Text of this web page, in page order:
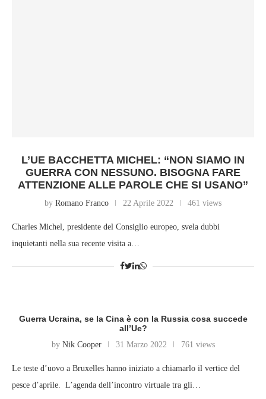
L’UE BACCHETTA MICHEL: “NON SIAMO IN
GUERRA CON NESSUNO. BISOGNA FARE
ATTENZIONE ALLE PAROLE CHE SI USANO”
by Romano Franco 22 Aprile 2022 461 views
Charles Michel, presidente del Consiglio europeo, svela dubbi
inquietanti nella sua recente visita a…
Guerra Ucraina, se la Cina è con la Russia cosa succede
all’Ue?
by Nik Cooper 31 Marzo 2022 761 views
Le teste d’uovo a Bruxelles hanno iniziato a chiamarlo il vertice del
pesce d’aprile. L’agenda dell’incontro virtuale tra gli…